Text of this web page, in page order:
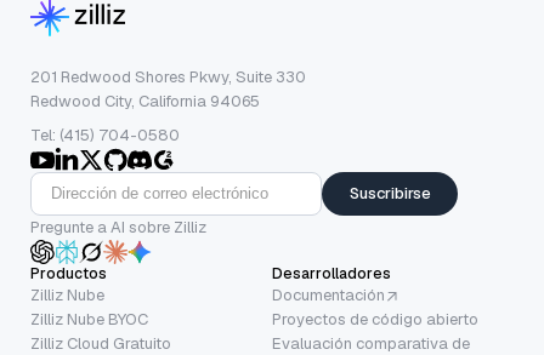
201 Redwood Shores Pkwy, Suite 330
Redwood City, California 94065
Tel: (415) 704-0580
Suscribirse
Pregunte a AI sobre Zilliz
Productos
Zilliz Nube
Zilliz Nube BYOC
Zilliz Cloud Gratuito
Desarrolladores
Documentación
Proyectos de código abierto
Evaluación comparativa de